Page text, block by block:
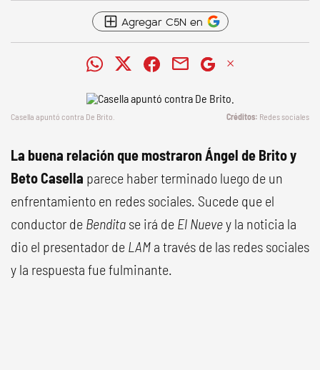
Agregar C5N en
Casella apuntó contra De Brito. Redes sociales
La buena relación que mostraron Ángel de Brito y
Beto Casella parece haber terminado luego de un
enfrentamiento en redes sociales. Sucede que el
conductor de Bendita se irá de El Nuevey la noticia la
dio el presentador de LAM a través de las redes sociales
y la respuesta fue fulminante.